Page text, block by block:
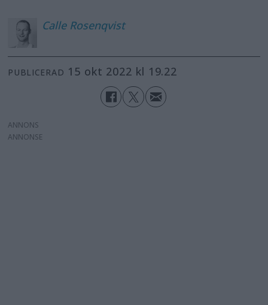
Calle Rosenqvist
PUBLICERAD 15 okt 2022 kl 19.22
ANNONS